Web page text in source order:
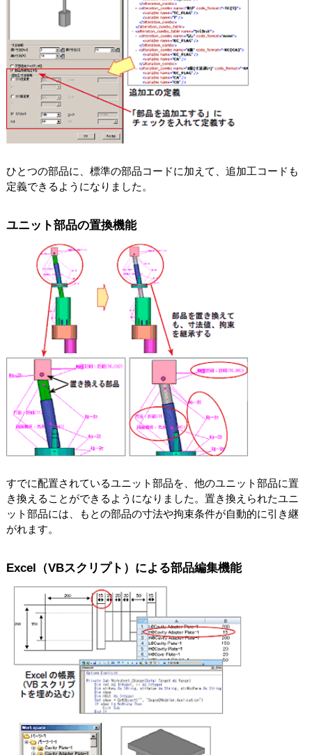
ひとつの部品に、標準の部品コードに加えて、追加工コードも
定義できるようになりました。
ユニット部品の置換機能
すでに配置されているユニット部品を、他のユニット部品に置
き換えることができるようになりました。置き換えられたユニ
ット部品には、もとの部品の寸法や拘束条件が自動的に引き継
がれます。
Excel（VBスクリプト）による部品編集機能